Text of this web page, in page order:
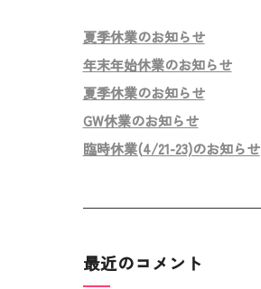
夏季休業のお知らせ
年末年始休業のお知らせ
夏季休業のお知らせ
GW休業のお知らせ
臨時休業(4/21-23)のお知らせ
最近のコメント